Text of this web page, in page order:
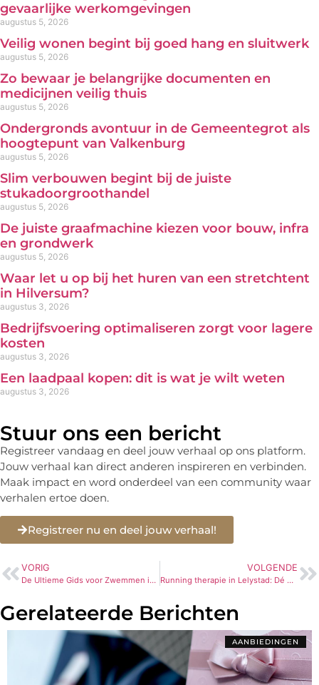
gevaarlijke werkomgevingen
augustus 5, 2026
Veilig wonen begint bij goed hang en sluitwerk
augustus 5, 2026
Zo bewaar je belangrijke documenten en
medicijnen veilig thuis
augustus 5, 2026
Ondergronds avontuur in de Gemeentegrot als
hoogtepunt van Valkenburg
augustus 5, 2026
Slim verbouwen begint bij de juiste
stukadoorgroothandel
augustus 5, 2026
De juiste graafmachine kiezen voor bouw, infra
en grondwerk
augustus 5, 2026
Waar let u op bij het huren van een stretchtent
in Hilversum?
augustus 3, 2026
Bedrijfsvoering optimaliseren zorgt voor lagere
kosten
augustus 3, 2026
Een laadpaal kopen: dit is wat je wilt weten
augustus 3, 2026
Stuur ons een bericht
Registreer vandaag en deel jouw verhaal op ons platform.
Jouw verhaal kan direct anderen inspireren en verbinden.
Maak impact en word onderdeel van een community waar
verhalen ertoe doen.
Registreer nu en deel jouw verhaal!
VORIG
De Ultieme Gids voor Zwemmen in Den Haag: Tips en Advies
VOLGENDE
Running therapie in Lelystad: Dé weg naar een gezondere geest en een gezonder lichaam
Gerelateerde Berichten
AANBIEDINGEN